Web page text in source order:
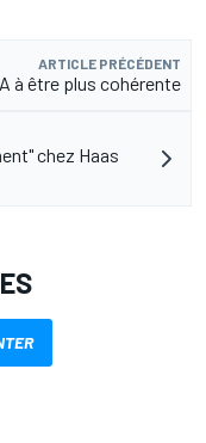
ARTICLE PRÉCÉDENT
à être plus cohérente
chez Haas